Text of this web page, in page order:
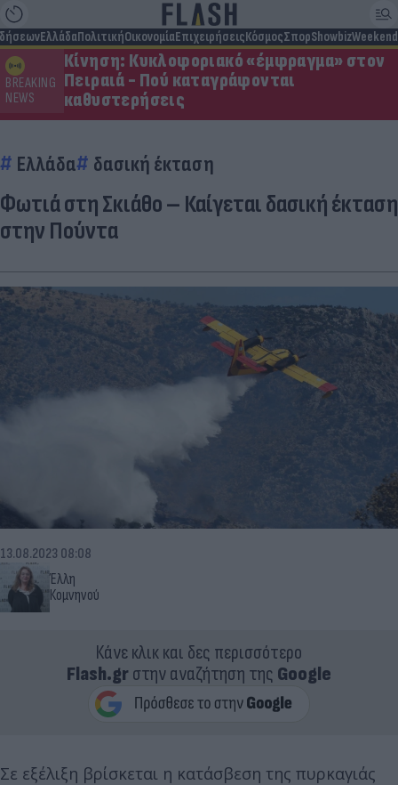
ΕλλάδαΠολιτικήΟικονομίαΕπιχειρήσειςΚόσμοςΣπορShowbizWeekend
BREAKING
NEWS
Κίνηση: Κυκλοφοριακό «έμφραγμα» στον
Πειραιά - Πού καταγράφονται
καθυστερήσεις
Ελλάδα δασική έκταση
Φωτιά στη Σκιάθο – Καίγεται δασική έκταση
στην Πούντα
Έλλη
Κομνηνού
13.08.2023 08:08
Κάνε κλικ και δες περισσότερο
Flash.grστην αναζήτηση της Google
Σε εξέλιξη βρίσκεται η κατάσβεση της πυρκαγιάς